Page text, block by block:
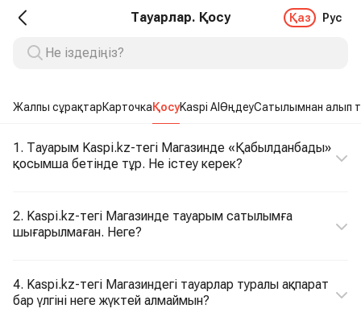
Тауарлар. Қосу Қаз Рус
Жалпы сұрақтарКарточкаҚосуKaspi AIӨңдеуСатылымнан алып
1. Тауарым Kaspi.kz-тегі Магазинде «Қабылданбады»
қосымша бетінде тұр. Не істеу керек?
2. Kaspi.kz-тегі Магазинде тауарым сатылымға
шығарылмаған. Неге?
4. Kaspi.kz-тегі Магазиндегі тауарлар туралы ақпарат
бар үлгіні неге жүктей алмаймын?